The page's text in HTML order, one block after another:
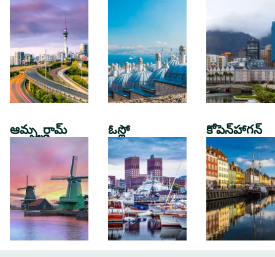
ఆమ్స్టర్డామ్ ఓస్లో కోపెన్‌హాగన్